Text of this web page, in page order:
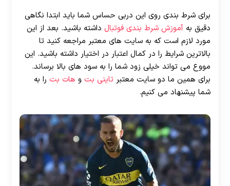
برای شرط بندی روی این دربی حساس شما باید ابتدا نگاهی
دقیق به آموزش شرط بندی فوتبال داشته باشید. بعد از این
مورد لازم است که به سایت های معتبر مراجعه کنید تا
بالاترین شرایط را در کمال اعتبار در اختیار داشته باشید. این
مووع می تواند خیلی زود شما را به سود های بالا برساند.
برای همین ما دو سایت معتبر تاینی بت و هات بت را به
شما پیشنهاد می کنیم.